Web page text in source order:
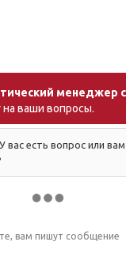
менеджер
на ваши вопросы.
вас есть вопрос или вам
интересует, и мы вам